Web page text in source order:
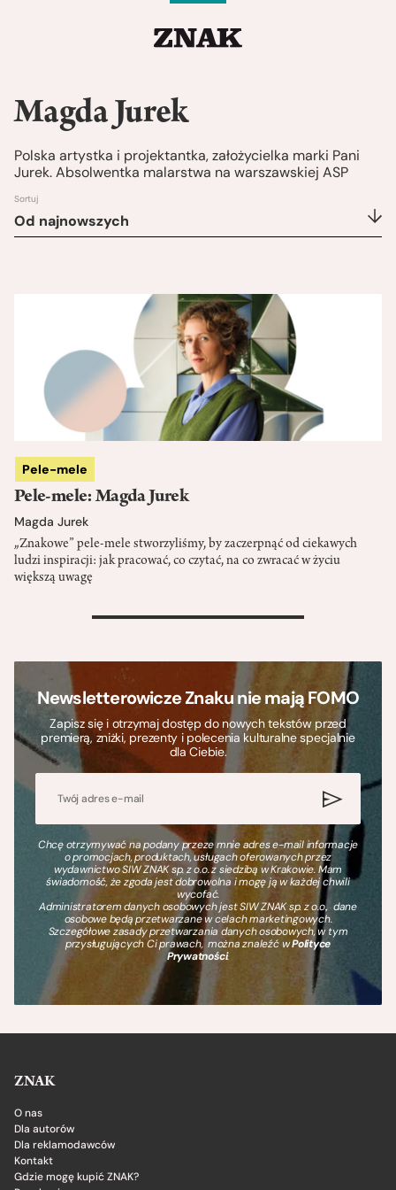
Magda Jurek
Polska artystka i projektantka, założycielka marki Pani
Jurek. Absolwentka malarstwa na warszawskiej ASP
Sortuj
Od najnowszych
Pele-mele
Pele-mele: Magda Jurek
Magda Jurek
„Znakowe” pele-mele stworzyliśmy, by zaczerpnąć od ciekawych
ludzi inspiracji: jak pracować, co czytać, na co zwracać w życiu
większą uwagę
>
Newsletterowicze Znaku nie mają FOMO
Zapisz się i otrzymaj dostęp do nowych tekstów przed
premierą, zniżki, prezenty i polecenia kulturalne specjalnie
dla Ciebie.
Chcę otrzymywać na podany przeze mnie adres e-mail informacje
o promocjach, produktach, usługach oferowanych przez
wydawnictwo SIW ZNAK sp. z o.o. z siedzibą w Krakowie. Mam
świadomość, że zgoda jest dobrowolna i mogę ją w każdej chwili
wycofać.
Administratorem danych osobowych jest SIW ZNAK sp. z o.o., dane
osobowe będą przetwarzane w celach marketingowych.
Szczegółowe zasady przetwarzania danych osobowych, w tym
przysługujących Ci prawach, można znaleźć wPolityce
Prywatności.
ZNAK
O nas
Dla autorów
Dla reklamodawców
Kontakt
Gdzie mogę kupić ZNAK?